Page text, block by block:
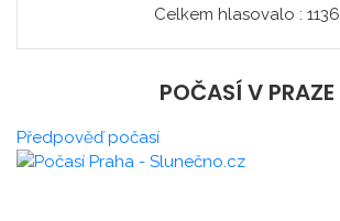
Celkem hlasovalo : 1136
POČASÍ V PRAZE
Předpověď počasí